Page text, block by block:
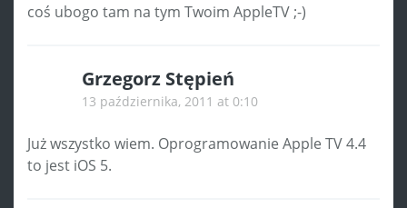
coś ubogo tam na tym Twoim AppleTV ;-)
Grzegorz Stępień
13 października, 2011 at 0:10
Już wszystko wiem. Oprogramowanie Apple TV 4.4
to jest iOS 5.